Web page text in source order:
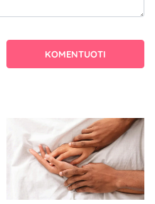
KOMENTUOTI